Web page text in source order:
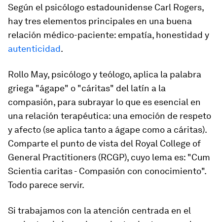
Según el psicólogo estadounidense Carl Rogers,
hay tres elementos principales en una buena
relación médico-paciente: empatía, honestidad y
autenticidad.
Rollo May, psicólogo y teólogo, aplica la palabra
griega "ágape" o "cáritas" del latín a la
compasión, para subrayar lo que es esencial en
una relación terapéutica: una emoción de respeto
y afecto (se aplica tanto a ágape como a cáritas).
Comparte el punto de vista del Royal College of
General Practitioners (RCGP), cuyo lema es: "Cum
Scientia caritas - Compasión con conocimiento".
Todo parece servir.
Si trabajamos con la atención centrada en el